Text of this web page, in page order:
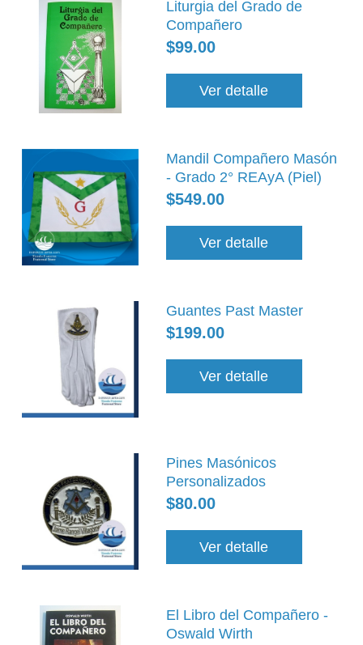
Liturgia del Grado de
Compañero
$99.00
Ver detalle
Mandil Compañero Masón
- Grado 2° REAyA (Piel)
$549.00
Ver detalle
Guantes Past Master
$199.00
Ver detalle
Pines Masónicos
Personalizados
$80.00
Ver detalle
El Libro del Compañero -
Oswald Wirth